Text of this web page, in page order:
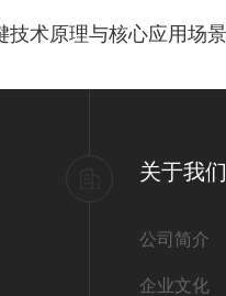
技术原理与核心应用场
关于我们
公司简介
企业文化